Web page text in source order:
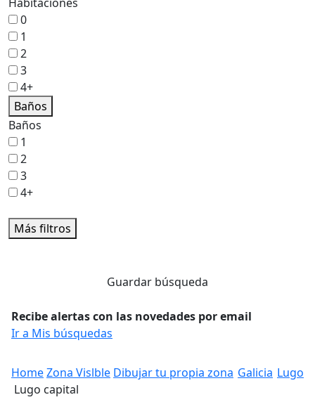
0
1
2
3
4+
Baños
Baños
1
2
3
4+
Más filtros
Guardar búsqueda
Recibe alertas con las novedades por email
Ir a Mis búsquedas
HomeZona Vislble Dibujar tu propia zona Galicia Lugo
Lugo capital